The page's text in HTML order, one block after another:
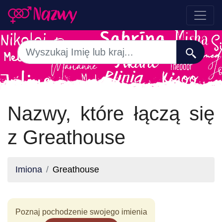
Nazwy, które łączą się
z Greathouse
Imiona Greathouse
Poznaj pochodzenie swojego imienia